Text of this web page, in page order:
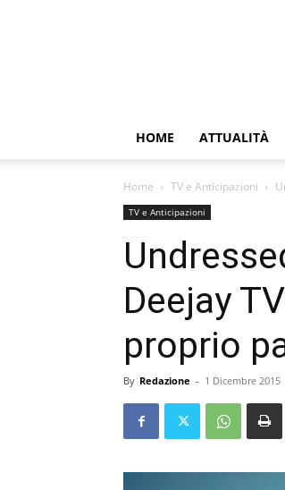
HOME ATTUALITÀ
Home TV e Anticipazioni
TV e Anticipazioni
Deejay
proprio
By Redazione - 1 Dicembre 2015